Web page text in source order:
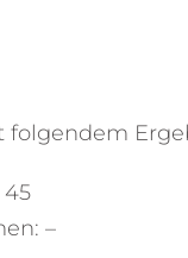
folgendem
–